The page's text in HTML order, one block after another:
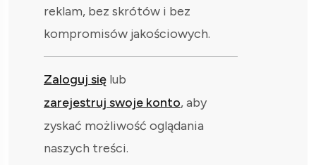
reklam, bez skrótów i bez
kompromisów jakościowych.
Zaloguj się lub
zarejestruj swoje konto, aby
zyskać możliwość oglądania
naszych treści.